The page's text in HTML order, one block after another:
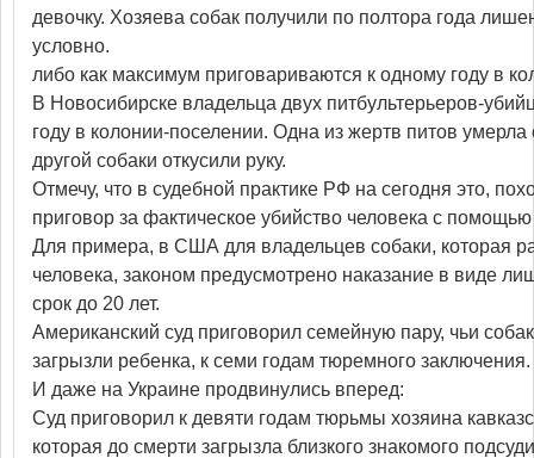
девочку. Хозяева собак получили по полтора года
условно.
либо как максимум приговариваются к одному году в
В Новосибирске владельца двух питбультерьеров-
году в колонии-поселении. Одна из жертв питов
другой собаки откусили руку.
Отмечу, что в судебной практике РФ на сегодня это,
приговор за фактическое убийство человека с
Для примера, в США для владельцев собаки, которая
человека, законом предусмотрено наказание в виде
срок до 20 лет.
Американский суд приговорил семейную пару, чьи
загрызли ребенка, к семи годам тюремного заключения.
И даже на Украине продвинулись вперед:
Суд приговорил к девяти годам тюрьмы хозяина
которая до смерти загрызла близкого знакомого